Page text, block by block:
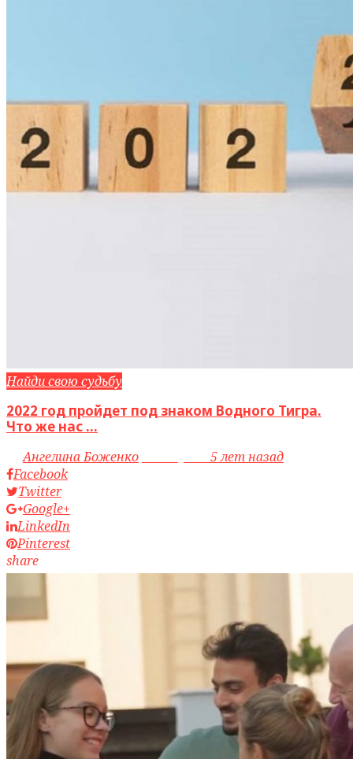
Найди свою судьбу
2022 год пройдет под знаком Водного Тигра.
Что же нас ...
byАнгелина Боженко
5 лет назад
Facebook
Twitter
Google+
LinkedIn
Pinterest
share